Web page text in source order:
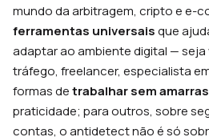
mundo da arbitragem, cripto e e-
ferramentas universaisque
adaptar ao ambiente digital —
tráfego, freelancer, especialista
formas detrabalhar sem amarras
praticidade; para outros, sobre
contas, o antidetect não é só